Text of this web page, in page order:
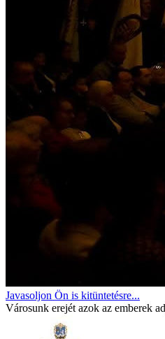
Javasoljon Ön is kitüntetésre...
Városunk erejét azok az emberek